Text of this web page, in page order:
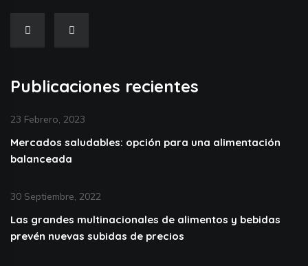
Publicaciones recientes
23 Febrero, 2023
Mercados saludables: opción para una alimentación
balanceada
30 Septiembre, 2022
Las grandes multinacionales de alimentos y bebidas
prevén nuevas subidas de precios